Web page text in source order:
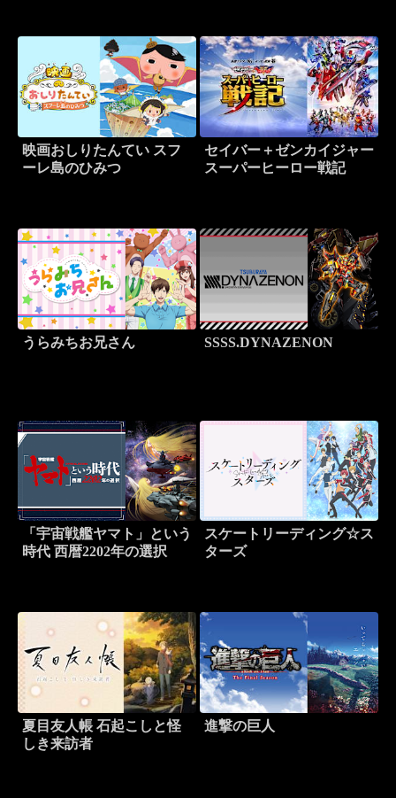
映画おしりたんてい スフ
ーレ島のひみつ
セイバー＋ゼンカイジャー
スーパーヒーロー戦記
うらみちお兄さん SSSS.DYNAZENON
「宇宙戦艦ヤマト」という
時代 西暦2202年の選択
スケートリーディング☆ス
ターズ
夏目友人帳 石起こしと怪
しき来訪者
進撃の巨人